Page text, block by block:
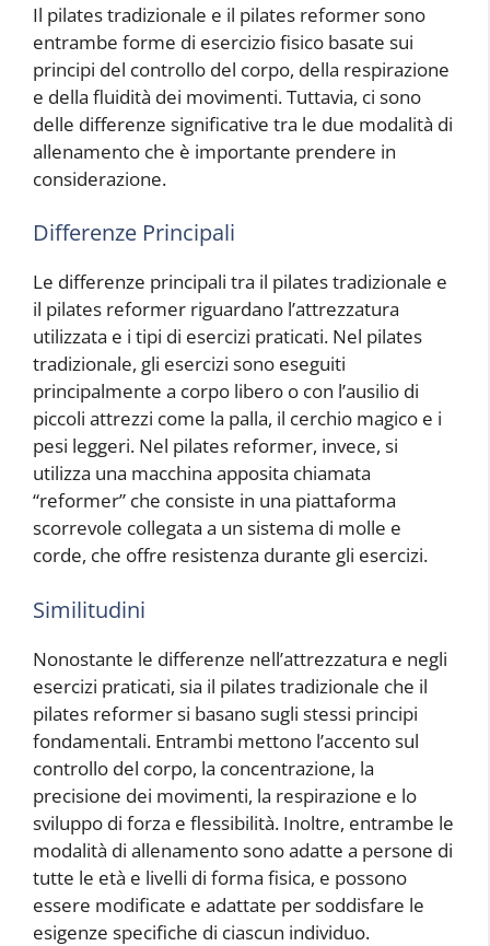
Il pilates tradizionale e il pilates reformer sono
entrambe forme di esercizio fisico basate sui
principi del controllo del corpo, della respirazione
e della fluidità dei movimenti. Tuttavia, ci sono
delle differenze significative tra le due modalità di
allenamento che è importante prendere in
considerazione.
Differenze Principali
Le differenze principali tra il pilates tradizionale e
il pilates reformer riguardano l’attrezzatura
utilizzata e i tipi di esercizi praticati. Nel pilates
tradizionale, gli esercizi sono eseguiti
principalmente a corpo libero o con l’ausilio di
piccoli attrezzi come la palla, il cerchio magico e i
pesi leggeri. Nel pilates reformer, invece, si
utilizza una macchina apposita chiamata
“reformer” che consiste in una piattaforma
scorrevole collegata a un sistema di molle e
corde, che offre resistenza durante gli esercizi.
Similitudini
Nonostante le differenze nell’attrezzatura e negli
esercizi praticati, sia il pilates tradizionale che il
pilates reformer si basano sugli stessi principi
fondamentali. Entrambi mettono l’accento sul
controllo del corpo, la concentrazione, la
precisione dei movimenti, la respirazione e lo
sviluppo di forza e flessibilità. Inoltre, entrambe le
modalità di allenamento sono adatte a persone di
tutte le età e livelli di forma fisica, e possono
essere modificate e adattate per soddisfare le
esigenze specifiche di ciascun individuo.